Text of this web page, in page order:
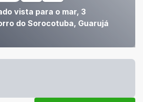
vista para o mar, 3
do Sorocotuba, Guarujá